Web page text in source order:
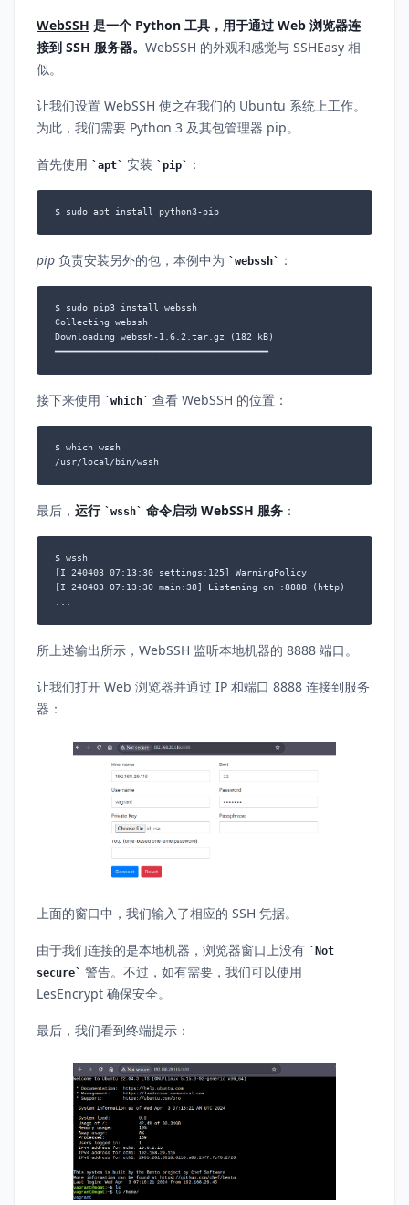
WebSSH 是一个 Python 工具，用于通过 Web 浏览器连
接到 SSH 服务器。 WebSSH 的外观和感觉与 SSHEasy 相
似。
让我们设置 WebSSH 使之在我们的 Ubuntu 系统上工作。
为此，我们需要 Python 3 及其包管理器 pip。
首先使用 apt 安装 pip ：
$ sudo apt install python3-pip
pip 负责安装另外的包，本例中为 webssh ：
$ sudo pip3 install webssh
Collecting webssh
Downloading webssh-1.6.2.tar.gz (182 kB)
━━━━━━━━━━━━━━━━━━━━━━━━━━━━━━━━━━━━━━━
接下来使用 which 查看 WebSSH 的位置：
$ which wssh
/usr/local/bin/wssh
最后， 运行 wssh 命令启动 WebSSH 服务 ：
$ wssh
[I 240403 07:13:30 settings:125] WarningPolicy
[I 240403 07:13:30 main:38] Listening on :8888 (http)
...
所上述输出所示，WebSSH 监听本地机器的 8888 端口。
让我们打开 Web 浏览器并通过 IP 和端口 8888 连接到服务
器：
上面的窗口中，我们输入了相应的 SSH 凭据。
由于我们连接的是本地机器，浏览器窗口上没有
Not
secure
警告。不过，如有需要，我们可以使用
LesEncrypt 确保安全。
最后，我们看到终端提示：